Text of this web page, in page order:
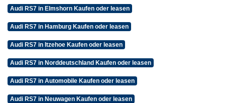
Audi RS7 in Elmshorn Kaufen oder leasen
Audi RS7 in Hamburg Kaufen oder leasen
Audi RS7 in Itzehoe Kaufen oder leasen
Audi RS7 in Norddeutschland Kaufen oder leasen
Audi RS7 in Automobile Kaufen oder leasen
Audi RS7 in Neuwagen Kaufen oder leasen